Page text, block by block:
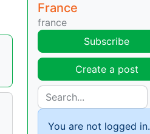
France
france
Subscribe
Create a post
You are not logged in.